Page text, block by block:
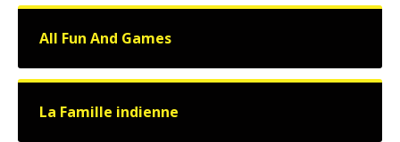
All Fun And Games
La Famille indienne